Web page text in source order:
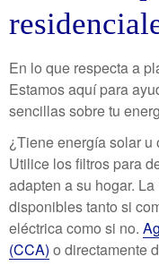
En lo que respecta a
Estamos aquí para
sencillas sobre tu
¿Tiene energía solar
Utilice los filtros para
adapten a su hogar.
disponibles tanto si
eléctrica como si no.
(CCA) o directamente